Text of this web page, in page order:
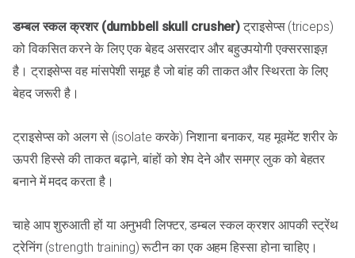
डम्बल स्कल क्रशर (dumbbell skull crusher) ट्राइसेप्स (triceps)
को विकसित करने के लिए एक बेहद असरदार और बहुउपयोगी एक्सरसाइज़
है। ट्राइसेप्स वह मांसपेशी समूह है जो बांह की ताकत और स्थिरता के लिए
बेहद जरूरी है।
ट्राइसेप्स को अलग से (isolate करके) निशाना बनाकर, यह मूवमेंट शरीर के
ऊपरी हिस्से की ताकत बढ़ाने, बांहों को शेप देने और समग्र लुक को बेहतर
बनाने में मदद करता है।
चाहे आप शुरुआती हों या अनुभवी लिफ्टर, डम्बल स्कल क्रशर आपकी स्ट्रेंथ
ट्रेनिंग (strength training) रूटीन का एक अहम हिस्सा होना चाहिए।